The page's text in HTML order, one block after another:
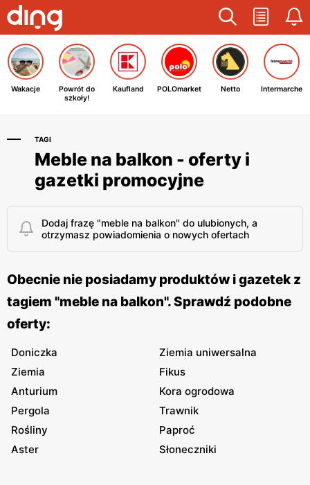
Wakacje
Powrót do
szkoły!
Kaufland POLOmarket Netto Intermarche
TAGI
Meble na balkon - oferty i
gazetki promocyjne
Dodaj frazę "meble na balkon" do ulubionych, a
otrzymasz powiadomienia o nowych ofertach
Obecnie nie posiadamy produktów i gazetek z
tagiem "meble na balkon". Sprawdź podobne
oferty:
Doniczka
Ziemia uniwersalna
Ziemia
Fikus
Anturium
Kora ogrodowa
Pergola
Trawnik
Rośliny
Paproć
Aster
Słoneczniki